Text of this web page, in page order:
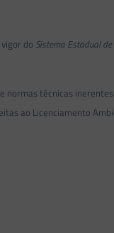
do Sistema Estadual
normas técnicas
ao Licenciamento